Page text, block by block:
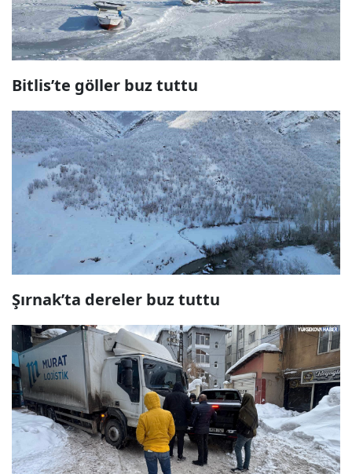
Bitlis’te göller buz tuttu
Şırnak’ta dereler buz tuttu